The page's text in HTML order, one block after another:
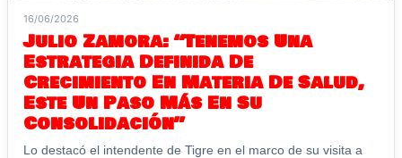
16/06/2026
Julio Zamora: “Tenemos Una
Estrategia Definida De
Crecimiento En Materia De Salud,
Este Un Paso Más En Su
Consolidación”
Lo destacó el intendente de Tigre en el marco de su visita a